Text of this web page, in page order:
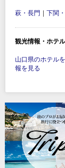
萩・長門 ｜ 下関
観光情報・ホテ
山口県のホテル
報を見る